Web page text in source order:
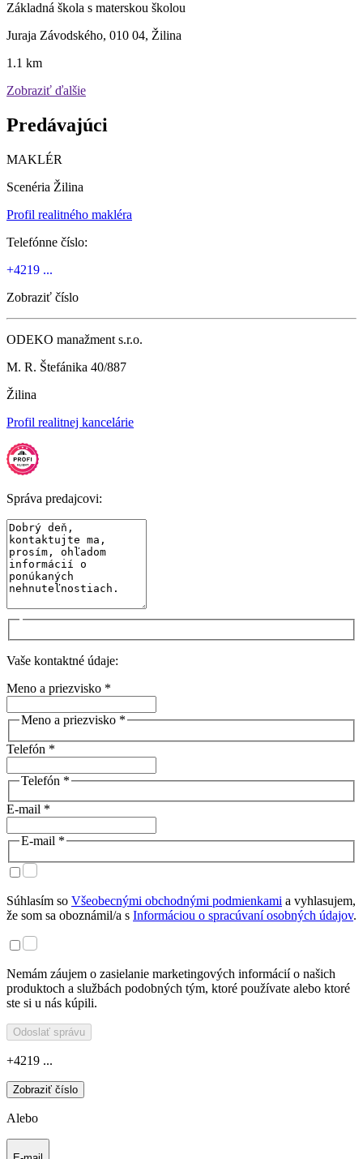
Základná škola s materskou školou
Juraja Závodského, 010 04, Žilina
1.1 km
Zobraziť ďalšie
Predávajúci
MAKLÉR
Scenéria Žilina
Profil realitného makléra
Telefónne číslo:
+4219 ...
Zobraziť číslo
ODEKO manažment s.r.o.
M. R. Štefánika 40/887
Žilina
Profil realitnej kancelárie
Správa predajcovi:
Vaše kontaktné údaje:
Meno a priezvisko *
Meno a priezvisko *
Telefón *
Telefón *
E-mail *
E-mail *
Súhlasím so Všeobecnými obchodnými podmienkami a vyhlasujem,
že som sa oboznámil/a s Informáciou o spracúvaní osobných údajov.
Nemám záujem o zasielanie marketingových informácií o našich
produktoch a službách podobných tým, ktoré používate alebo ktoré
ste si u nás kúpili.
Odoslať správu
+4219 ...
Zobraziť číslo
Alebo